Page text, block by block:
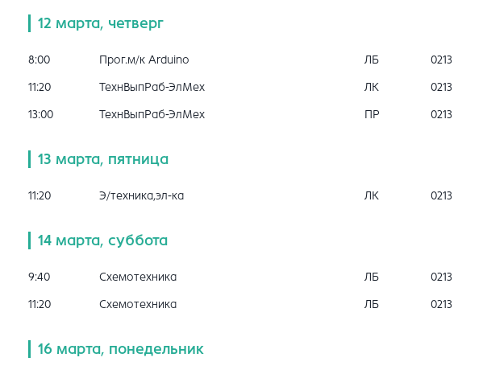
12 марта, четверг
8:00 Прог.м/к Arduino ЛБ 0213
11:20 ТехнВыпРаб-ЭлМех ЛК 0213
13:00 ТехнВыпРаб-ЭлМех ПР 0213
13 марта, пятница
11:20 Э/техника,эл-ка ЛК 0213
14 марта, суббота
9:40 Схемотехника ЛБ 0213
11:20 Схемотехника ЛБ 0213
16 марта, понедельник